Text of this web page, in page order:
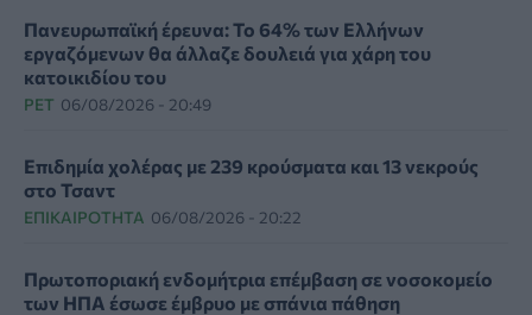
Πανευρωπαϊκή έρευνα: Το 64% των Ελλήνων
εργαζόμενων θα άλλαζε δουλειά για χάρη του
κατοικιδίου του
PET 06/08/2026 - 20:49
Επιδημία χολέρας με 239 κρούσματα και 13 νεκρούς
στο Τσαντ
ΕΠΙΚΑΙΡΌΤΗΤΑ 06/08/2026 - 20:22
Πρωτοποριακή ενδομήτρια επέμβαση σε νοσοκομείο
των ΗΠΑ έσωσε έμβρυο με σπάνια πάθηση